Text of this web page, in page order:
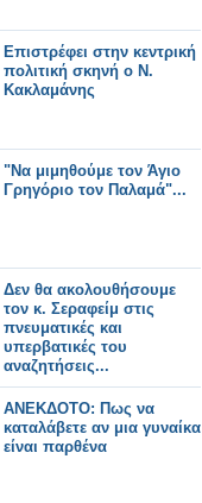
Επιστρέφει στην κεντρική
πολιτική σκηνή ο Ν.
Κακλαμάνης
"Να μιμηθούμε τον Άγιο
Γρηγόριο τον Παλαμά"...
Δεν θα ακολουθήσουμε
τον κ. Σεραφείμ στις
πνευματικές και
υπερβατικές του
αναζητήσεις...
ANEKΔΟΤΟ: Πως να
καταλάβετε αν μια γυναίκα
είναι παρθένα